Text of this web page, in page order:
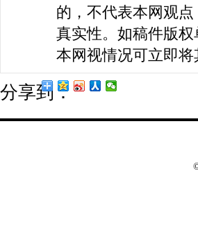
的，不代表本网观
真实性。如稿件版
本网视情况可立即将
分享到：